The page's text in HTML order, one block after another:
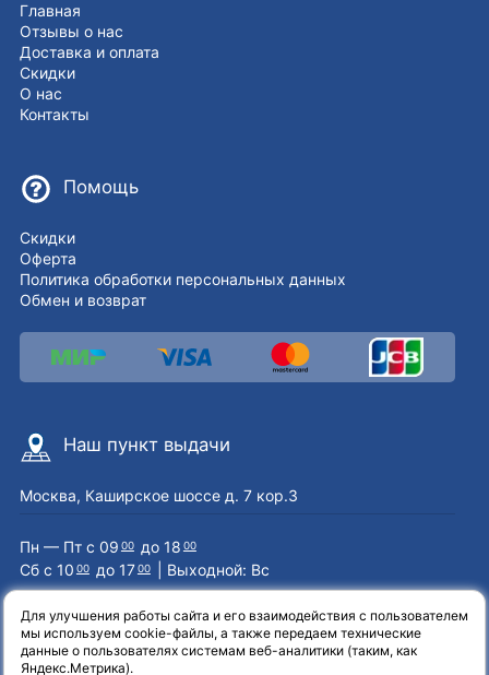
Главная
Отзывы о нас
Доставка и оплата
Скидки
О нас
Контакты
Помощь
Скидки
Оферта
Политика обработки персональных данных
Обмен и возврат
Наш пункт выдачи
Москва, Каширское шоссе д. 7 кор.3
Пн — Пт с 09 00 до 18 00
Сб с 10 00 до 1700 | Выходной: Вс
Наши контакты
Для улучшения работы сайта и его взаимодействия с пользователем
мы используем cookie-файлы, а также передаем технические
данные о пользователях системам веб-аналитики (таким, как
Яндекс.Метрика).